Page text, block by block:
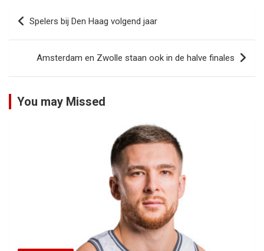
Bericht
navigatie
Spelers bij Den Haag volgend jaar
Amsterdam en Zwolle staan ook in de halve finales
You may Missed